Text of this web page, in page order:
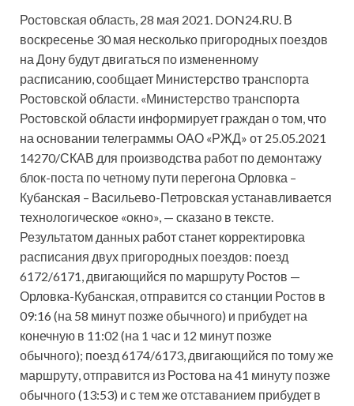
Ростовская область, 28 мая 2021. DON24.RU. В
воскресенье 30 мая несколько пригородных поездов
на Дону будут двигаться по измененному
расписанию, сообщает Министерство транспорта
Ростовской области. «Министерство транспорта
Ростовской области информирует граждан о том, что
на основании телеграммы ОАО «РЖД» от 25.05.2021
14270/СКАВ для производства работ по демонтажу
блок-поста по четному пути перегона Орловка –
Кубанская – Васильево-Петровская устанавливается
технологическое «окно», — сказано в тексте.
Результатом данных работ станет корректировка
расписания двух пригородных поездов: поезд
6172/6171, двигающийся по маршруту Ростов —
Орловка-Кубанская, отправится со станции Ростов в
09:16 (на 58 минут позже обычного) и прибудет на
конечную в 11:02 (на 1 час и 12 минут позже
обычного); поезд 6174/6173, двигающийся по тому же
маршруту, отправится из Ростова на 41 минуту позже
обычного (13:53) и с тем же отставанием прибудет в